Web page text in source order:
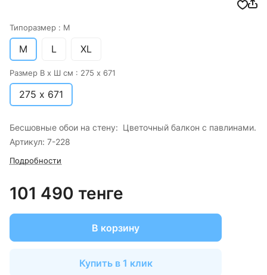
Типоразмер : M
M L XL
Размер В х Ш см : 275 х 671
275 х 671
Бесшовные обои на стену: Цветочный балкон с павлинами.
Артикул: 7-228
Подробности
101 490 тенге
В корзину
Купить в 1 клик